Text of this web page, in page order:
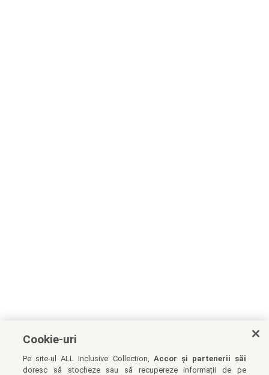
Cookie-uri
Pe site-ul ALL Inclusive Collection, Accor și partenerii săi
doresc să stocheze sau să recupereze informații de pe